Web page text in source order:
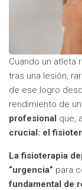
Cuando un atleta
tras una lesión,
de ese logro
rendimiento de
profesional que,
crucial: el
La fisioterapia
“urgencia” para
fundamental de